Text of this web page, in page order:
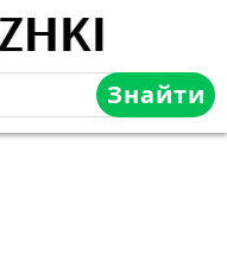
Знайти